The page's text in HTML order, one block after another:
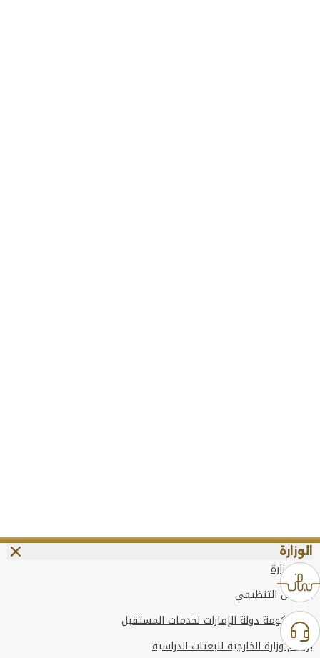
الوزارة
عن الوزارة
الهيكل التنظيمي
وعد حكومة دولة الإمارات لخدمات المستقبل
برنامج وزارة الخارجية للبعثات الدراسية